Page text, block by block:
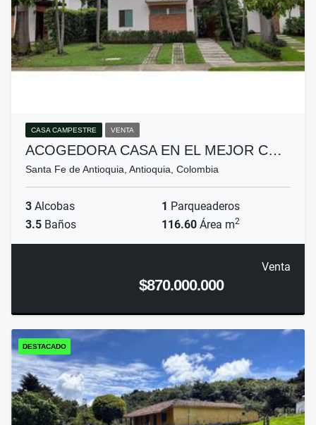
CASA CAMPESTRE VENTA
ACOGEDORA CASA EN EL MEJOR C…
Santa Fe de Antioquia, Antioquia, Colombia
3 Alcobas 1 Parqueaderos
3.5 Baños 116.60 Área m2
Venta
$870.000.000
DESTACADO